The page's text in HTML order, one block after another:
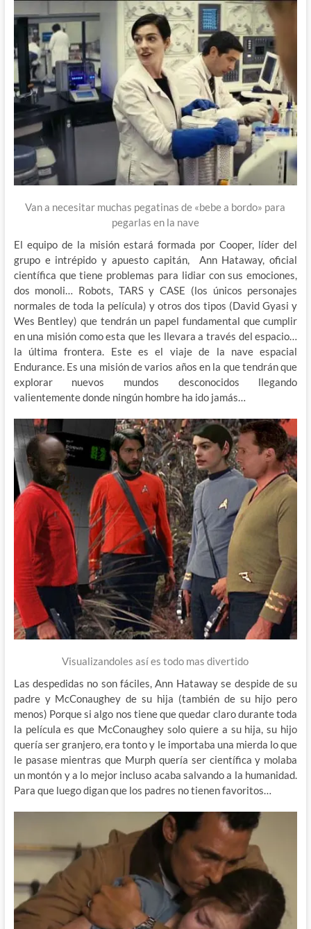
Van a necesitar muchas pegatinas de «bebe a bordo» para
pegarlas en la nave
El equipo de la misión estará formada por Cooper, líder del
grupo e intrépido y apuesto capitán, Ann Hataway, oficial
científica que tiene problemas para lidiar con sus emociones,
dos monoli… Robots, TARS y CASE (los únicos personajes
normales de toda la película) y otros dos tipos (David Gyasi y
Wes Bentley) que tendrán un papel fundamental que cumplir
en una misión como esta que les llevara a través del espacio…
la última frontera. Este es el viaje de la nave espacial
Endurance. Es una misión de varios años en la que tendrán que
explorar nuevos mundos desconocidos llegando
valientemente donde ningún hombre ha ido jamás…
Visualizandoles así es todo mas divertido
Las despedidas no son fáciles, Ann Hataway se despide de su
padre y McConaughey de su hija (también de su hijo pero
menos) Porque si algo nos tiene que quedar claro durante toda
la película es que McConaughey solo quiere a su hija, su hijo
quería ser granjero, era tonto y le importaba una mierda lo que
le pasase mientras que Murph quería ser científica y molaba
un montón y a lo mejor incluso acaba salvando a la humanidad.
Para que luego digan que los padres no tienen favoritos…